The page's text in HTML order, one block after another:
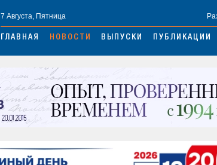
7 Августа, Пятница
ГЛАВНАЯ НОВОСТИ ВЫПУСКИ ПУБЛИКАЦИИ